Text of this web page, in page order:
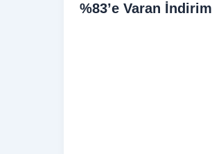
%83’e Varan İndirim